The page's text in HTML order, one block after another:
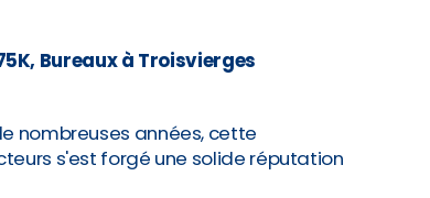
Bureaux à Troisvierges
nombreuses années, cette
s'est forgé une solide réputation